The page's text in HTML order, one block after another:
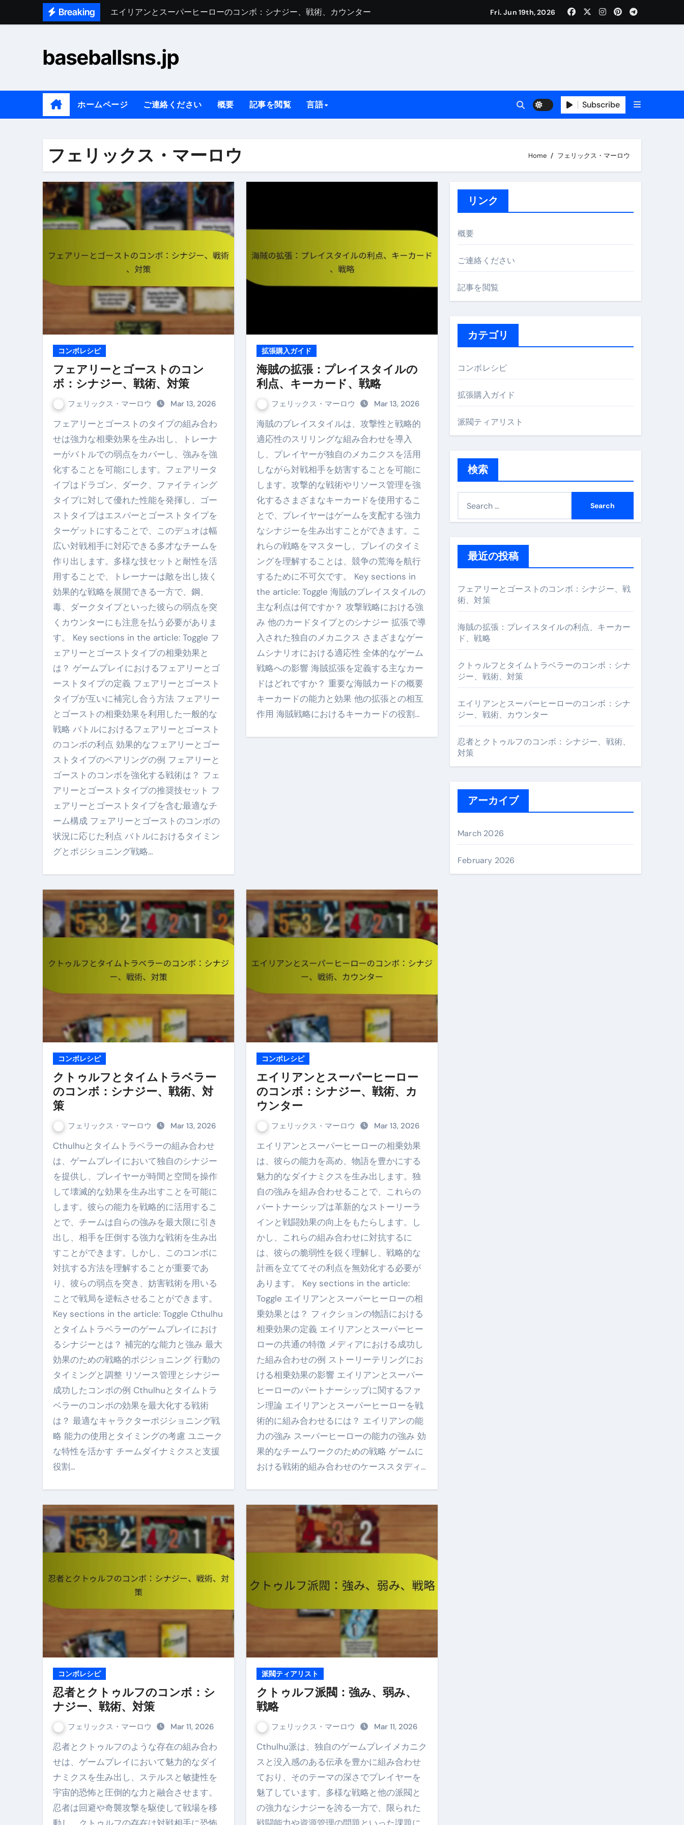
Breaking
忍者とクトゥルフのコンボ：シナジー、戦術、対策
エイリアン派閥：強み、弱み、戦略
ロボット恐竜派閥：強み、弱み、戦略
Fri. Jun 19th, 2026
baseballsns.jp
ホームページ ご連絡ください 概要 記事を閲覧 言語 Subscribe
フェリックス・マーロウ Home フェリックス・マーロウ
コンボレシピ
フェアリーとゴーストのコン
ボ：シナジー、戦術、対策
フェリックス・マーロウ Mar 13, 2026
フェアリーとゴーストのタイプの組み合わ
せは強力な相乗効果を生み出し、トレーナ
ーがバトルでの弱点をカバーし、強みを強
化することを可能にします。フェアリータ
イプはドラゴン、ダーク、ファイティング
タイプに対して優れた性能を発揮し、ゴー
ストタイプはエスパーとゴーストタイプを
ターゲットにすることで、このデュオは幅
広い対戦相手に対応できる多才なチームを
作り出します。多様な技セットと耐性を活
用することで、トレーナーは敵を出し抜く
効果的な戦略を展開できる一方で、鋼、
毒、ダークタイプといった彼らの弱点を突
くカウンターにも注意を払う必要がありま
す。 Key sections in the article: Toggle フ
ェアリーとゴーストタイプの相乗効果と
は？ ゲームプレイにおけるフェアリーとゴ
ーストタイプの定義 フェアリーとゴースト
タイプが互いに補完し合う方法 フェアリー
とゴーストの相乗効果を利用した一般的な
戦略 バトルにおけるフェアリーとゴースト
のコンボの利点 効果的なフェアリーとゴー
ストタイプのペアリングの例 フェアリーと
ゴーストのコンボを強化する戦術は？ フェ
アリーとゴーストタイプの推奨技セット フ
ェアリーとゴーストタイプを含む最適なチ
ーム構成 フェアリーとゴーストのコンボの
状況に応じた利点 バトルにおけるタイミン
グとポジショニング戦略…
拡張購入ガイド
海賊の拡張：プレイスタイルの
利点、キーカード、戦略
フェリックス・マーロウ Mar 13, 2026
海賊のプレイスタイルは、攻撃性と戦略的
適応性のスリリングな組み合わせを導入
し、プレイヤーが独自のメカニクスを活用
しながら対戦相手を妨害することを可能に
します。攻撃的な戦術やリソース管理を強
化するさまざまなキーカードを使用するこ
とで、プレイヤーはゲームを支配する強力
なシナジーを生み出すことができます。こ
れらの戦略をマスターし、プレイのタイミ
ングを理解することは、競争の荒海を航行
するために不可欠です。 Key sections in
the article: Toggle 海賊のプレイスタイルの
主な利点は何ですか？ 攻撃戦略における強
み 他のカードタイプとのシナジー 拡張で導
入された独自のメカニクス さまざまなゲー
ムシナリオにおける適応性 全体的なゲーム
戦略への影響 海賊拡張を定義する主なカー
ドはどれですか？ 重要な海賊カードの概要
キーカードの能力と効果 他の拡張との相互
作用 海賊戦略におけるキーカードの役割…
コンボレシピ
クトゥルフとタイムトラベラー
のコンボ：シナジー、戦術、対
策
フェリックス・マーロウ Mar 13, 2026
Cthulhuとタイムトラベラーの組み合わせ
は、ゲームプレイにおいて独自のシナジー
を提供し、プレイヤーが時間と空間を操作
して壊滅的な効果を生み出すことを可能に
します。彼らの能力を戦略的に活用するこ
とで、チームは自らの強みを最大限に引き
出し、相手を圧倒する強力な戦術を生み出
すことができます。しかし、このコンボに
対抗する方法を理解することが重要であ
り、彼らの弱点を突き、妨害戦術を用いる
ことで戦局を逆転させることができます。
Key sections in the article: Toggle Cthulhu
とタイムトラベラーのゲームプレイにおけ
るシナジーとは？ 補完的な能力と強み 最大
効果のための戦略的ポジショニング 行動の
タイミングと調整 リソース管理とシナジー
成功したコンボの例 Cthulhuとタイムトラ
ベラーのコンボの効果を最大化する戦術
は？ 最適なキャラクターポジショニング戦
略 能力の使用とタイミングの考慮 ユニーク
な特性を活かす チームダイナミクスと支援
役割…
コンボレシピ
エイリアンとスーパーヒーロー
のコンボ：シナジー、戦術、カ
ウンター
フェリックス・マーロウ Mar 13, 2026
エイリアンとスーパーヒーローの相乗効果
は、彼らの能力を高め、物語を豊かにする
魅力的なダイナミクスを生み出します。独
自の強みを組み合わせることで、これらの
パートナーシップは革新的なストーリーラ
インと戦闘効果の向上をもたらします。し
かし、これらの組み合わせに対抗するに
は、彼らの脆弱性を鋭く理解し、戦略的な
計画を立ててその利点を無効化する必要が
あります。 Key sections in the article:
Toggle エイリアンとスーパーヒーローの相
乗効果とは？ フィクションの物語における
相乗効果の定義 エイリアンとスーパーヒー
ローの共通の特徴 メディアにおける成功し
た組み合わせの例 ストーリーテリングにお
ける相乗効果の影響 エイリアンとスーパー
ヒーローのパートナーシップに関するファ
ン理論 エイリアンとスーパーヒーローを戦
術的に組み合わせるには？ エイリアンの能
力の強み スーパーヒーローの能力の強み 効
果的なチームワークのための戦略 ゲームに
おける戦術的組み合わせのケーススタディ…
コンボレシピ
忍者とクトゥルフのコンボ：シ
ナジー、戦術、対策
フェリックス・マーロウ Mar 11, 2026
忍者とクトゥルフのような存在の組み合わ
せは、ゲームプレイにおいて魅力的なダイ
ナミクスを生み出し、ステルスと敏捷性を
宇宙的恐怖と圧倒的な力と融合させます。
忍者は回避や奇襲攻撃を駆使して戦場を移
派閥ティアリスト
クトゥルフ派閥：強み、弱み、
戦略
フェリックス・マーロウ Mar 11, 2026
Cthulhu派は、独自のゲームプレイメカニク
スと没入感のある伝承を豊かに組み合わせ
ており、そのテーマの深さでプレイヤーを
魅了しています。多様な戦略と他の派閥と
の強力なシナジーを誇る一方で、限られた
リンク
概要
ご連絡ください
記事を閲覧
カテゴリ
コンボレシピ
拡張購入ガイド
派閥ティアリスト
検索
h
f
o
r
:
最近の投稿
フェアリーとゴーストのコンボ：シナジー、戦
術、対策
海賊の拡張：プレイスタイルの利点、キーカー
ド、戦略
クトゥルフとタイムトラベラーのコンボ：シナ
ジー、戦術、対策
エイリアンとスーパーヒーローのコンボ：シナ
ジー、戦術、カウンター
忍者とクトゥルフのコンボ：シナジー、戦術、
対策
アーカイブ
March 2026
February 2026